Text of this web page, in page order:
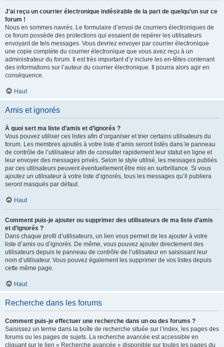
J’ai reçu un courrier électronique indésirable de la part de quelqu’un sur ce
forum !
Nous en sommes navrés. Le formulaire d’envoi de courriers électroniques de
ce forum possède des protections qui essaient de repérer les utilisateurs
envoyant de tels messages. Vous devriez envoyer par courrier électronique
une copie complète du courrier électronique que vous avez reçu à un
administrateur du forum. Il est très important d’y inclure les en-têtes contenant
des informations sur l’auteur du courrier électronique. Il pourra alors agir en
conséquence.
Haut
Amis et ignorés
À quoi sert ma liste d’amis et d’ignorés ?
Vous pouvez utiliser ces listes afin d’organiser et trier certains utilisateurs du
forum. Les membres ajoutés à votre liste d’amis seront listés dans le panneau
de contrôle de l’utilisateur afin de consulter rapidement leur statut en ligne et
leur envoyer des messages privés. Selon le style utilisé, les messages publiés
par ces utilisateurs peuvent éventuellement être mis en surbrillance. Si vous
ajoutez un utilisateur à votre liste d’ignorés, tous les messages qu’il publiera
seront masqués par défaut.
Haut
Comment puis-je ajouter ou supprimer des utilisateurs de ma liste d’amis
et d’ignorés ?
Dans chaque profil d’utilisateurs, un lien vous permet de les ajouter à votre
liste d’amis ou d’ignorés. De même, vous pouvez ajouter directement des
utilisateurs depuis le panneau de contrôle de l’utilisateur en saisissant leur
nom d’utilisateur. Vous pouvez également les supprimer de vos listes depuis
cette même page.
Haut
Recherche dans les forums
Comment puis-je effectuer une recherche dans un ou des forums ?
Saisissez un terme dans la boîte de recherche située sur l’index, les pages des
forums ou les pages de sujets. La recherche avancée est accessible en
cliquant sur le lien « Recherche avancée » disponible sur toutes les pages du